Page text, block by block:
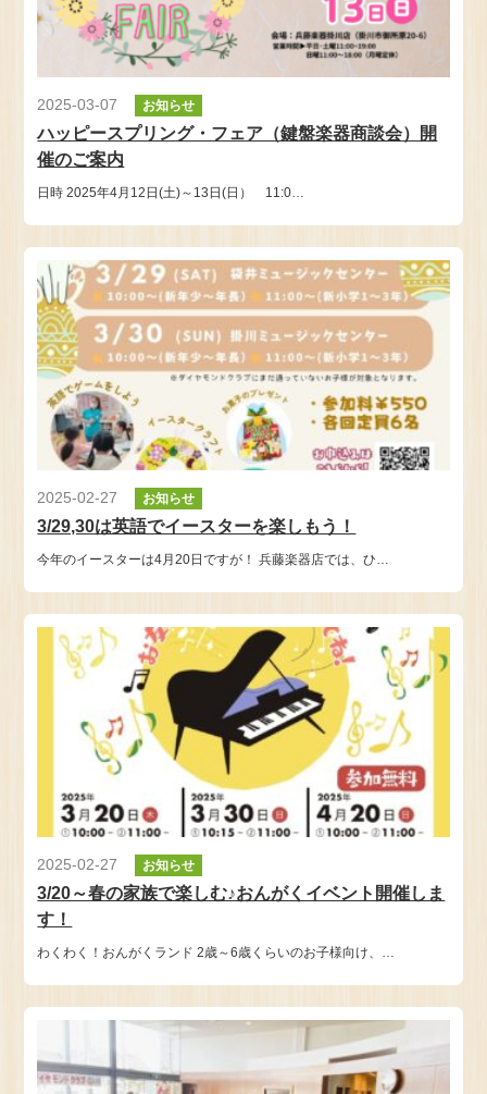
2025-03-07 お知らせ
ハッピースプリング・フェア（鍵盤楽器商談会）開
催のご案内
日時 2025年4月12日(土)～13日(日） 11:0…
2025-02-27 お知らせ
3/29,30は英語でイースターを楽しもう！
今年のイースターは4月20日ですが！ 兵藤楽器店では、ひ…
2025-02-27 お知らせ
3/20～春の家族で楽しむ♪おんがくイベント開催しま
す！
わくわく！おんがくランド 2歳～6歳くらいのお子様向け、…